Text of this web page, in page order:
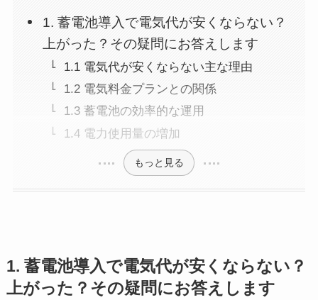
1. 蓄電池導入で電気代が安くならない？
上がった？その疑問にお答えします
1.1 電気代が安くならない主な理由
1.2 電気料金プランとの関係
1.3 蓄電池の効率的な運用
1.4 電力使用量の増加
もっと見る
1. 蓄電池導入で電気代が安くならない？
上がった？その疑問にお答えします